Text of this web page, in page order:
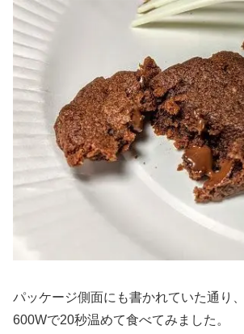
パッケージ側面にも書かれていた通り
600Wで20秒温めて食べてみました。